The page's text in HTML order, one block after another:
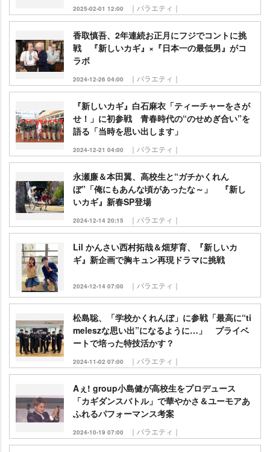
2025-02-01 12:00 ｜バラエティ｜
香取慎吾、2年連続お正月にフジでコントに挑
戦 『新しいカギ』×『日本一の最低男』がコ
ラボ
2024-12-26 04:00 ｜バラエティ｜
『新しいカギ』白石麻衣「ティーチャーをさが
せ！」に初参戦 青春時代の“のせめぎ合い”を
語る「当時を思い出します」
2024-12-21 04:00 ｜バラエティ｜
永瀬廉＆本田翼、高校生と“ガチかくれん
ぼ”「俺にもあんな頃があったな～」 『新し
いカギ』新春SP登場
2024-12-14 20:15 ｜バラエティ｜
Lil かんさい西村拓哉＆畑芽育、『新しいカ
ギ』新企画で胸キュン再現ドラマに挑戦
2024-12-14 07:00 ｜バラエティ｜
松島聡、「学校かくれんぼ」に参戦「最高に“ti
meleszな思い出”になるように…」 プライベ
ートで培った特技活かす？
2024-11-02 07:00 ｜バラエティ｜
Aぇ! group小島健が高校生をプロデュース
「カギダンスバトル」で華やかさ＆ユーモアあ
ふれるパフォーマンス考案
2024-10-19 07:00 ｜バラエティ｜